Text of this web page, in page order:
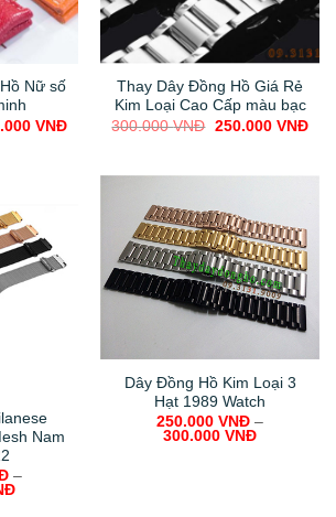
Nữ số
VNĐCurrent
Thay Dây Đồng Hồ Giá Rẻ
Kim Loại Cao Cấp màu bạc
300.000VNĐ Original
250.000 VNĐ
Nam
–
Dây Đồng Hồ Kim Loại 3
Hạt 1989 Watch
250.000 VNĐ –
300.000 VNĐ